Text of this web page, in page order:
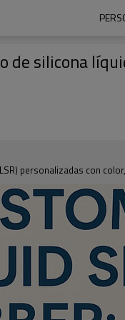
de silicona
personalizadas con